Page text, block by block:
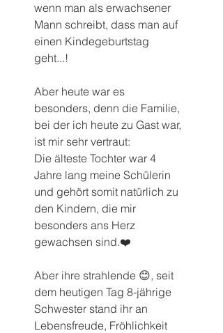
wenn man als erwachsener
Mann schreibt, dass man auf
einen Kindegeburtstag
geht...!
Aber heute war es
besonders, denn die Familie,
bei der ich heute zu Gast war,
ist mir sehr vertraut:
Die älteste Tochter war 4
Jahre lang meine Schülerin
und gehört somit natürlich zu
den Kindern, die mir
besonders ans Herz
gewachsen sind.❤️
Aber ihre strahlende 😊, seit
dem heutigen Tag 8-jährige
Schwester stand ihr an
Lebensfreude, Fröhlichkeit